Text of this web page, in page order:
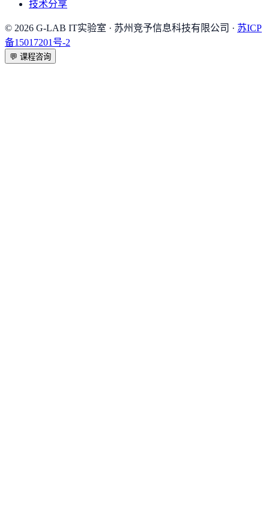
技术分享
© 2026 G-LAB IT实验室 · 苏州竞予信息科技有限公司 · 苏ICP
备15017201号-2
💬 课程咨询